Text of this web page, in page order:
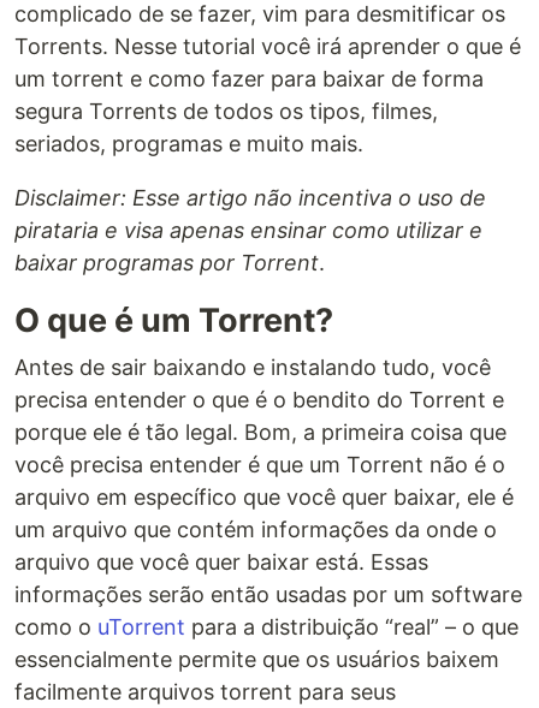
complicado de se fazer, vim para desmitificar os
Torrents. Nesse tutorial você irá aprender o que é
um torrent e como fazer para baixar de forma
segura Torrents de todos os tipos, filmes,
seriados, programas e muito mais.
Disclaimer: Esse artigo não incentiva o uso de
pirataria e visa apenas ensinar como utilizar e
baixar programas por Torrent.
O que é um Torrent?
Antes de sair baixando e instalando tudo, você
precisa entender o que é o bendito do Torrent e
porque ele é tão legal. Bom, a primeira coisa que
você precisa entender é que um Torrent não é o
arquivo em específico que você quer baixar, ele é
um arquivo que contém informações da onde o
arquivo que você quer baixar está. Essas
informações serão então usadas por um software
como o uTorrent para a distribuição “real” – o que
essencialmente permite que os usuários baixem
facilmente arquivos torrent para seus